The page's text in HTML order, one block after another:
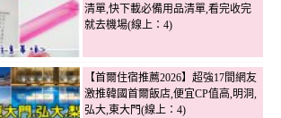
清單,快下載必備用品清單,看完收完
就去機場(線上：4)
【首爾住宿推薦2026】超強17間網友
激推韓國首爾飯店,便宜CP值高,明洞,
弘大,東大門(線上：4)